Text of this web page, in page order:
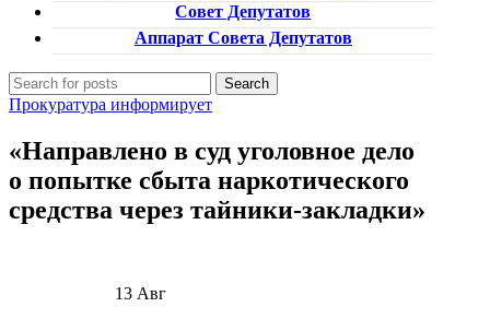
Совет Депутатов
Аппарат Совета Депутатов
Search
Прокуратура информирует
«Направлено в суд уголовное дело
о попытке сбыта наркотического
средства через тайники-закладки»
13 Авг